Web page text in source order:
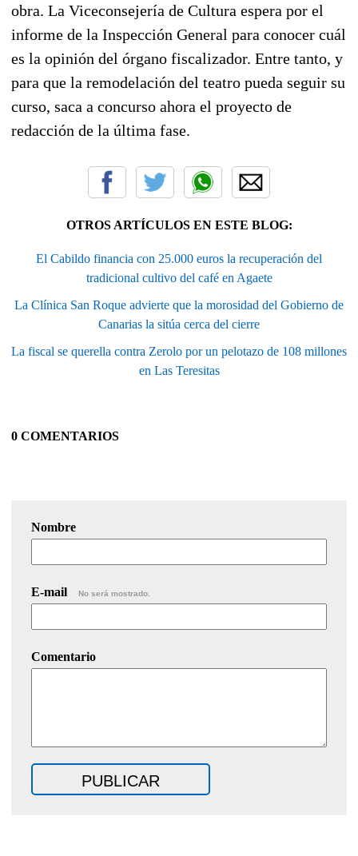
obra. La Viceconsejería de Cultura espera por el
informe de la Inspección General para conocer cuál
es la opinión del órgano fiscalizador. Entre tanto, y
para que la remodelación del teatro pueda seguir su
curso, saca a concurso ahora el proyecto de
redacción de la última fase.
OTROS ARTÍCULOS EN ESTE BLOG:
El Cabildo financia con 25.000 euros la recuperación del
tradicional cultivo del café en Agaete
La Clínica San Roque advierte que la morosidad del Gobierno de
Canarias la sitúa cerca del cierre
La fiscal se querella contra Zerolo por un pelotazo de 108 millones
en Las Teresitas
0 COMENTARIOS
Nombre
E-mail No será mostrado.
Comentario